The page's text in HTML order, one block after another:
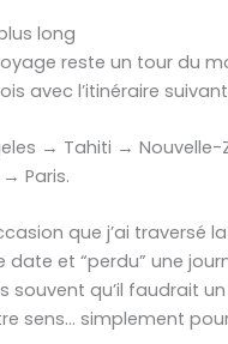
long
reste un tour du
avec l’itinéraire
→ Tahiti →
Paris.
que j’ai traversé
et “perdu” une
souvent qu’il faudrait
sens… simplement